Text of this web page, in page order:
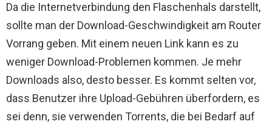
Da die Internetverbindung den Flaschenhals darstellt,
sollte man der Download-Geschwindigkeit am Router
Vorrang geben. Mit einem neuen Link kann es zu
weniger Download-Problemen kommen. Je mehr
Downloads also, desto besser. Es kommt selten vor,
dass Benutzer ihre Upload-Gebühren überfordern, es
sei denn, sie verwenden Torrents, die bei Bedarf auf